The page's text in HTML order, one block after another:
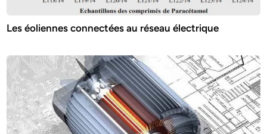
Les éoliennes connectées au réseau électrique